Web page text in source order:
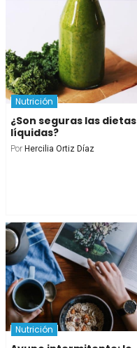
Nutrición
¿Son seguras las dietas
líquidas?
Por Hercilia Ortiz Díaz
Nutrición